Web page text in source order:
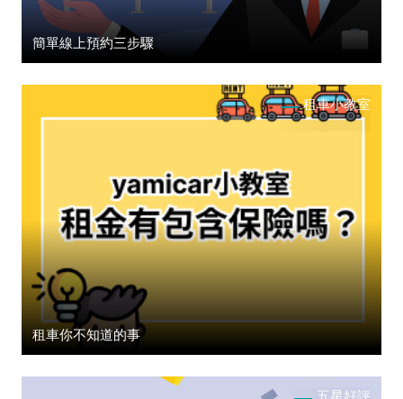
簡單線上預約三步驟
租車小教室
租車你不知道的事
五星好評